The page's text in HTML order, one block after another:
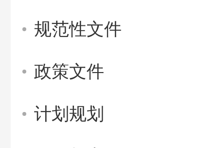
规范性文件
政策文件
计划规划